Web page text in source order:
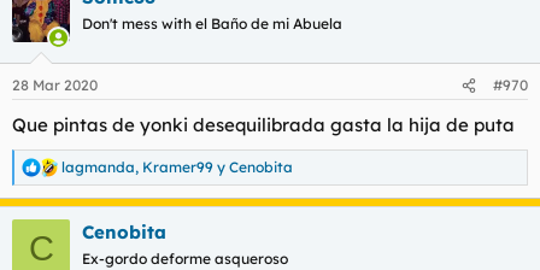
Don't mess with el Baño de mi Abuela
28 Mar 2020 #970
Que pintas de yonki desequilibrada gasta la hija de puta
R
e
a
lagmanda, Kramer99 y Cenobita
C Cenobita
Ex-gordo deforme asqueroso